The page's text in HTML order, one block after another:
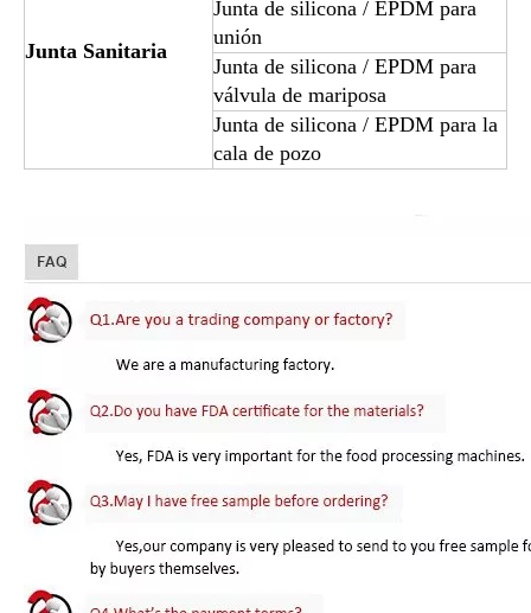
Junta Sanitaria
Junta de silicona / EPDM para
unión
Junta de silicona / EPDM para
válvula de mariposa
Junta de silicona / EPDM para la
cala de pozo